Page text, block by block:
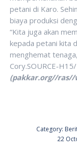
petani di Karo.
biaya produksi
“Kita juga akan
kepada petani kita
menghemat
Cory.SOURCE-
(pakkar.org//ras//
Category:
22